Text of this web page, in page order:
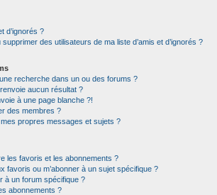
d’ignorés ?
des utilisateurs de ma liste d’amis et d’ignorés ?
recherche dans un ou des forums ?
aucun résultat ?
à une page blanche ?!
des membres ?
propres messages et sujets ?
les favoris et les abonnements ?
favoris ou m’abonner à un sujet spécifique ?
à un forum spécifique ?
abonnements ?